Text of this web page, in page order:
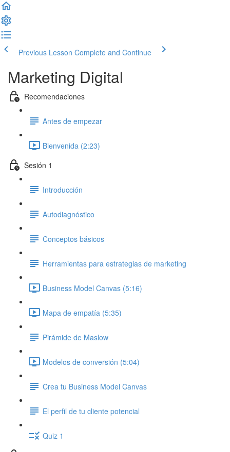
Previous Lesson Complete and Continue
Marketing Digital
Recomendaciones
Antes de empezar
Bienvenida (2:23)
Sesión 1
Introducción
Autodiagnóstico
Conceptos básicos
Herramientas para estrategias de marketing
Business Model Canvas (5:16)
Mapa de empatía (5:35)
Pirámide de Maslow
Modelos de conversión (5:04)
Crea tu Business Model Canvas
El perfil de tu cliente potencial
Quiz 1